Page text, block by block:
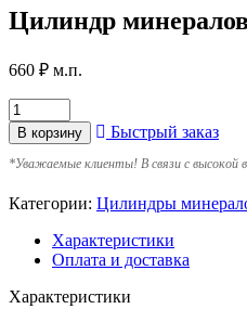
Цилиндр
660 ₽ м.п.
В корзину Быстрый заказ
*Уважаемые клиенты! В связи с высокой
Категории: Цилиндры
Характеристики
Оплата и доставка
Характеристики